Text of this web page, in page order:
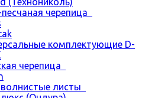
черепица
комплектующие D-
черепица
листы